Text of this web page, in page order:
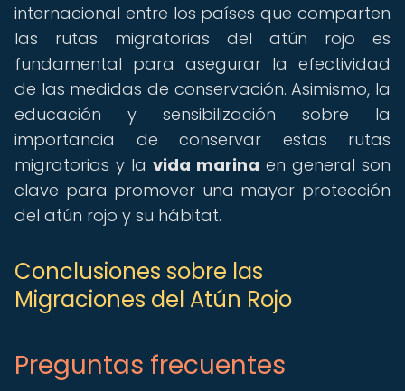
internacional entre los países que comparten
las rutas migratorias del atún rojo es
fundamental para asegurar la efectividad
de las medidas de conservación. Asimismo, la
educación y sensibilización sobre la
importancia de conservar estas rutas
migratorias y la vida marina en general son
clave para promover una mayor protección
del atún rojo y su hábitat.
Conclusiones sobre las
Migraciones del Atún Rojo
Preguntas frecuentes